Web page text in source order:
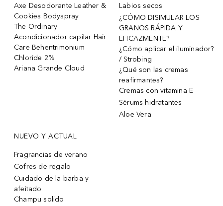
Axe Desodorante Leather &
Cookies Bodyspray
The Ordinary
Acondicionador capilar Hair
Care Behentrimonium
Chloride 2%
Ariana Grande Cloud
Labios secos
¿CÓMO DISIMULAR LOS
GRANOS RÁPIDA Y
EFICAZMENTE?
¿Cómo aplicar el iluminador?
/ Strobing
¿Qué son las cremas
reafirmantes?
Cremas con vitamina E
Sérums hidratantes
Aloe Vera
NUEVO Y ACTUAL
Fragrancias de verano
Cofres de regalo
Cuidado de la barba y
afeitado
Champu solido